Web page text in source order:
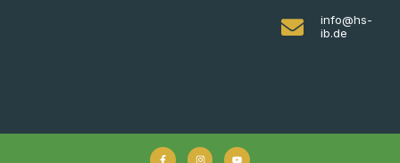
info@hs-
ib.de